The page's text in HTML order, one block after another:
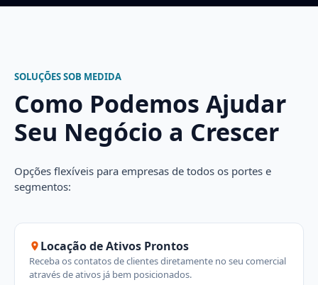
SOLUÇÕES SOB MEDIDA
Como Podemos Ajudar
Seu Negócio a Crescer
Opções flexíveis para empresas de todos os portes e
segmentos:
Locação de Ativos Prontos
Receba os contatos de clientes diretamente no seu comercial
através de ativos já bem posicionados.